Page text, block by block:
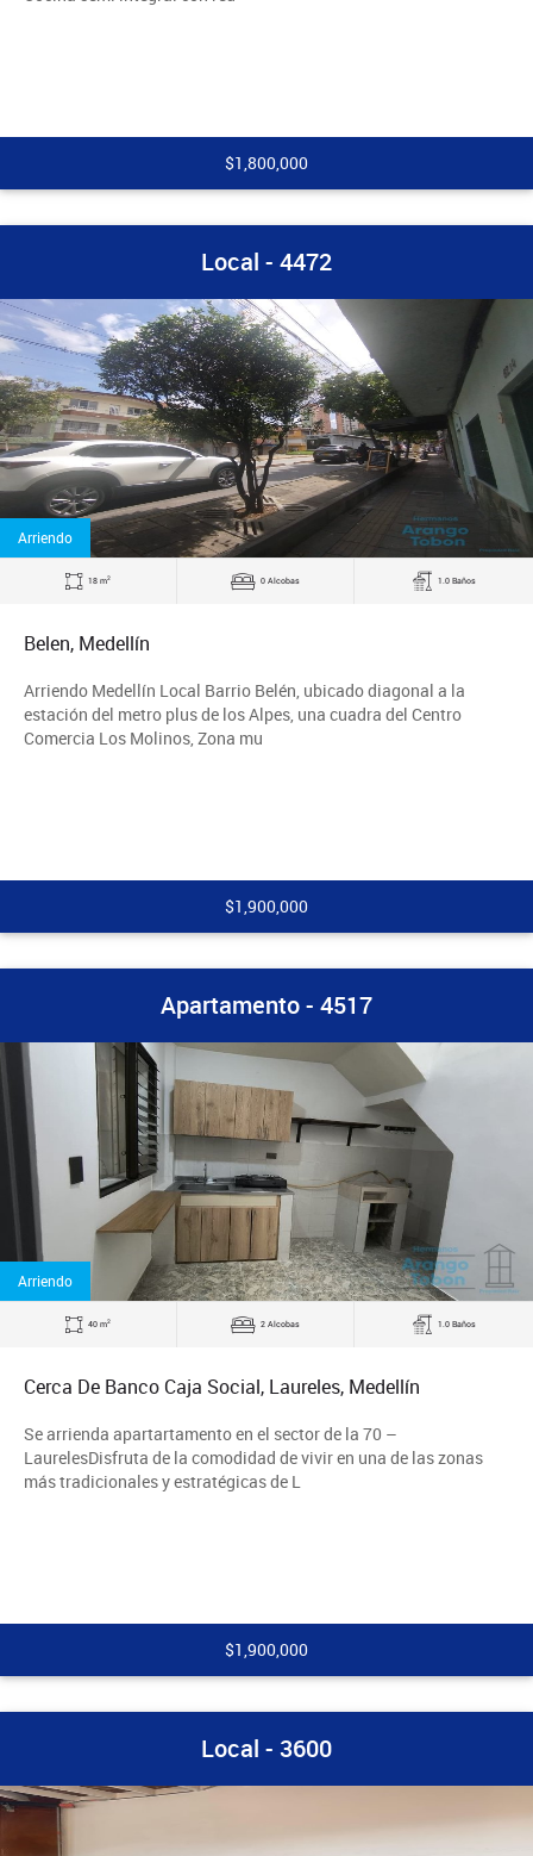
$1,800,000
Local - 4472
Arriendo
18 m2 0 Alcobas 1.0 Baños
Belen, Medellín
Arriendo Medellín Local Barrio Belén, ubicado diagonal a la
estación del metro plus de los Alpes, una cuadra del Centro
Comercia Los Molinos, Zona mu
$1,900,000
Apartamento - 4517
Arriendo
40 m2 2 Alcobas 1.0 Baños
Cerca De Banco Caja Social, Laureles, Medellín
Se arrienda apartartamento en el sector de la 70 –
LaurelesDisfruta de la comodidad de vivir en una de las zonas
más tradicionales y estratégicas de L
$1,900,000
Local - 3600